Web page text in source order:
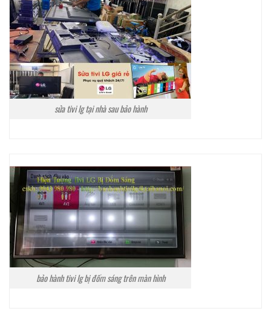
sửa tivi lg tại nhà sau bảo hành
bảo hành tivi lg bị đốm sáng trên màn hình